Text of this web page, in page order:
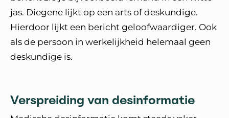
jas. Diegene lijkt op een arts of deskundige.
Hierdoor lijkt een bericht geloofwaardiger. Ook
als de persoon in werkelijkheid helemaal geen
deskundige is.
Verspreiding van desinformatie